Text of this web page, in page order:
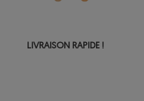
LIVRAISON RAPIDE !